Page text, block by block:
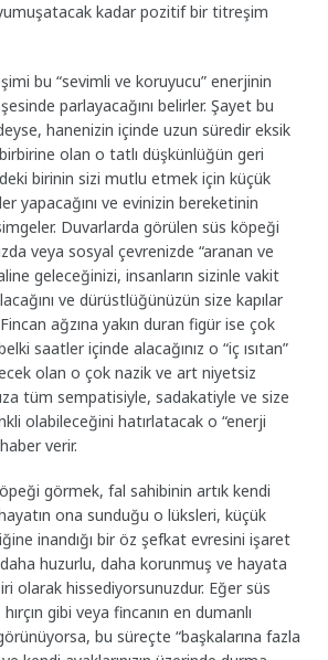
kadar pozitif bir titreşim
bu “sevimli ve koruyucu” enerjinin
parlayacağını belirler. Şayet bu
hanenizin içinde uzun süredir eksik
birbirine olan o tatlı düşkünlüğün geri
birinin sizi mutlu etmek için küçük
yapacağını ve evinizin bereketinin
Duvarlarda görülen süs köpeği
veya sosyal çevrenizde “aranan ve
geleceğinizi, insanların sizinle vakit
ve dürüstlüğünüzün size kapılar
ağzına yakın duran figür ise çok
saatler içinde alacağınız o “iç ısıtan”
olan o çok nazik ve art niyetsiz
tüm sempatisiyle, sadakatiyle ve size
olabileceğini hatırlatacak o “enerji
verir.
görmek, fal sahibinin artık kendi
ona sunduğu o lüksleri, küçük
inandığı bir öz şefkat evresini işaret
huzurlu, daha korunmuş ve hayata
olarak hissediyorsunuzdur. Eğer süs
gibi veya fincanın en dumanlı
bu süreçte “başkalarına fazla